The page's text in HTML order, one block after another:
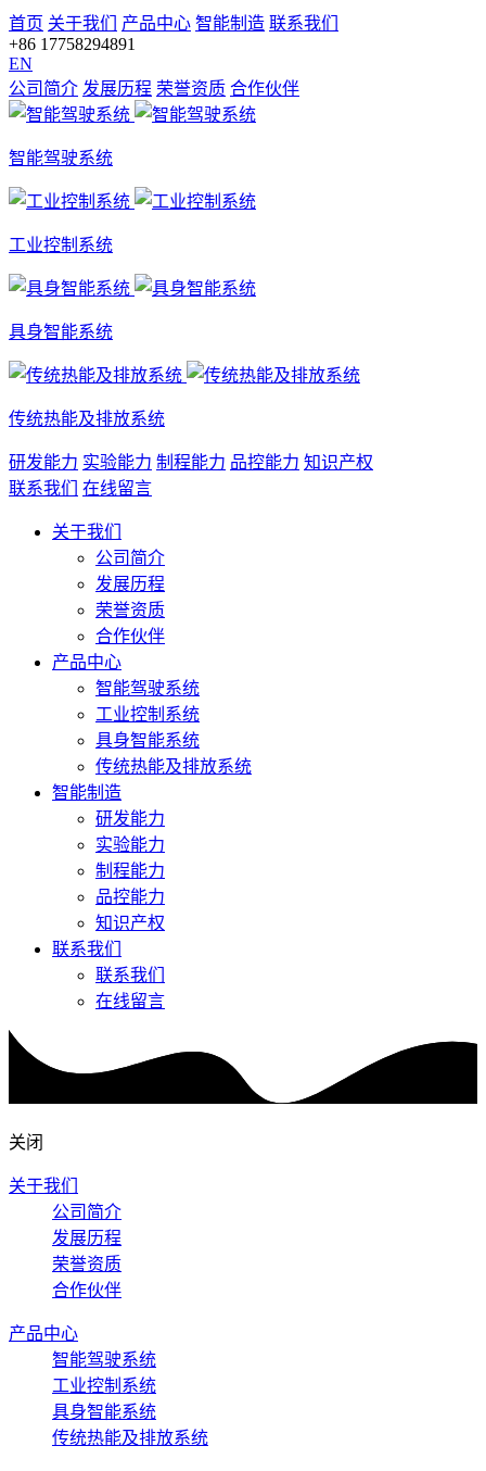
首页 关于我们 产品中心 智能制造 联系我们
+86 17758294891
EN
公司简介 发展历程 荣誉资质 合作伙伴
智能驾驶系统
工业控制系统
具身智能系统
传统热能及排放系统
研发能力 实验能力 制程能力 品控能力 知识产权
联系我们
在线留言
关于我们
公司简介
发展历程
荣誉资质
合作伙伴
产品中心
智能驾驶系统
工业控制系统
具身智能系统
传统热能及排放系统
智能制造
研发能力
实验能力
制程能力
品控能力
知识产权
联系我们
联系我们
在线留言
关闭
关于我们
公司简介
发展历程
荣誉资质
合作伙伴
产品中心
智能驾驶系统
工业控制系统
具身智能系统
传统热能及排放系统